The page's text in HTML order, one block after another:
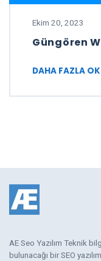
Ekim 20, 2023
Güngören
DAHA FAZLA
AE Seo Yazılım Teknik
bulunacağı bir SEO